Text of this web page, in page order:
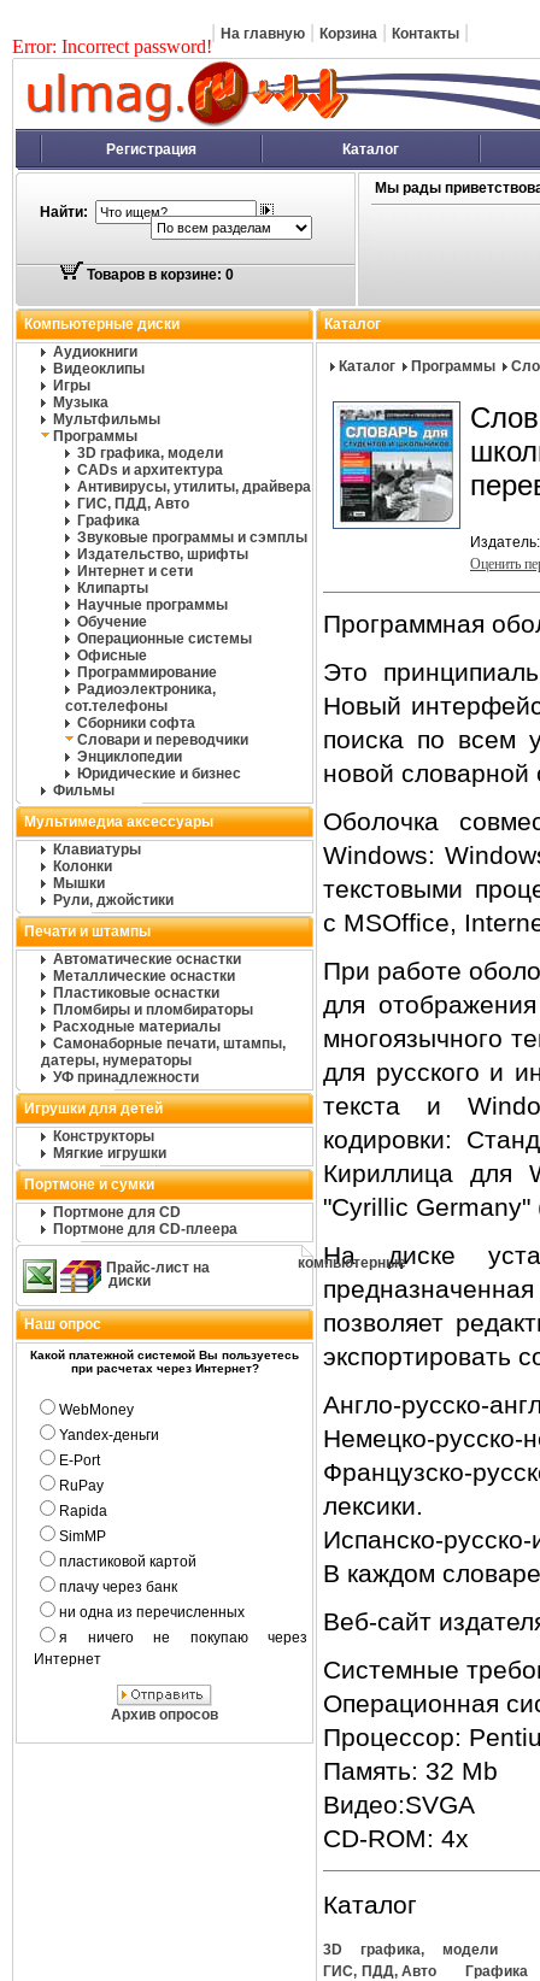
Error: Incorrect password!
На главную Корзина Контакты
Регистрация Каталог
Найти:
Товаров в корзине: 0
Мы рады
Компьютерные диски
Аудиокниги
Видеоклипы
Игры
Музыка
Мультфильмы
Программы
3D графика, модели
CADs и архитектура
Антивирусы, утилиты, драйвера
ГИС, ПДД, Авто
Графика
Звуковые программы и сэмплы
Издательство, шрифты
Интернет и сети
Клипарты
Научные программы
Обучение
Операционные системы
Офисные
Программирование
Радиоэлектроника,
сот.телефоны
Сборники софта
Словари и переводчики
Энциклопедии
Юридические и бизнес
Фильмы
Мультимедиа аксессуары
Клавиатуры
Колонки
Мышки
Рули, джойстики
Печати и штампы
Автоматические оснастки
Металлические оснастки
Пластиковые оснастки
Пломбиры и пломбираторы
Расходные материалы
Самонаборные печати, штампы,
датеры, нумераторы
УФ принадлежности
Игрушки для детей
Конструкторы
Мягкие игрушки
Портмоне и сумки
Портмоне для CD
Портмоне для CD-плеера
Прайс-лист на
компьютерные
диски
Наш опрос
Какой платежной системой Вы пользуетесь
при расчетах через Интернет?
WebMoney
Yandex-деньги
E-Port
RuPay
Rapida
SimMP
пластиковой картой
плачу через банк
ни одна из перечисленных
я ничего не покупаю через
Интернет
Архив опросов
Каталог
Каталог Программы
Оценить
Программная
Это
Новый
поиска по всем
новой
Оболочка
Windows:
текстовыми
с MSOffice,
При работе
для
многоязычного
для русского и
текста и
кодировки:
Кириллица для
"Cyrillic
На диске
позволяет
экспортировать
Англо-русско-
Немецко-русско-
Французско-
лексики.
Испанско-
В каждом
Веб-сайт
Системные
Операционная
Процессор:
Память: 32 Mb
Видео:SVGA
CD-ROM: 4x
Каталог
3D графика, модели
ГИС, ПДД, Авто
Графика